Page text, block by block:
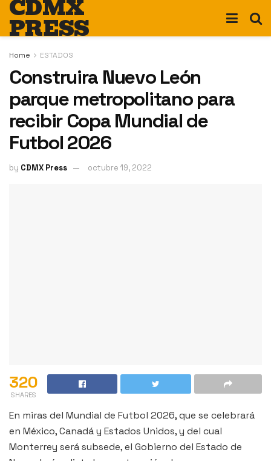
CDMX
PRESS
Home ESTADOS
Construira Nuevo León
parque metropolitano para
recibir Copa Mundial de
Futbol 2026
by CDMX Press octubre 19, 2022
320
SHARES
En miras del Mundial de Futbol 2026, que se celebrará
en México, Canadá y Estados Unidos, y del cual
Monterrey será subsede, el Gobierno del Estado de